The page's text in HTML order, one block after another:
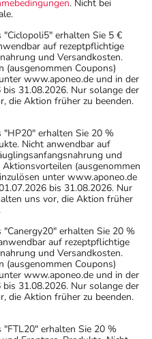
. Nicht bei
erhalten Sie 5 €
auf rezeptpflichtige
und Versandkosten.
(ausgenommen Coupons)
www.aponeo.de und in der
31.08.2026. Nur solange der
die Aktion früher zu beenden.
"HP20" erhalten Sie 20 %
Nicht anwendbar auf
und
(ausgenommen
unter www.aponeo.de
bis 31.08.2026. Nur
uns vor, die Aktion früher
erhalten Sie 20 %
auf rezeptpflichtige
und Versandkosten.
(ausgenommen Coupons)
www.aponeo.de und in der
31.08.2026. Nur solange der
die Aktion früher zu beenden.
erhalten Sie 20 %